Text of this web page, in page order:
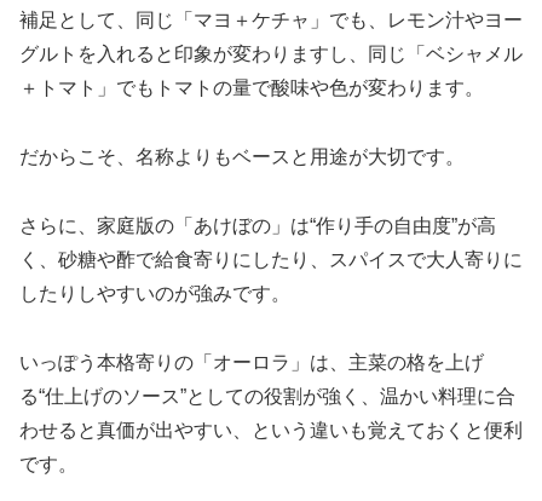
補足として、同じ「マヨ＋ケチャ」でも、レモン汁やヨー
グルトを入れると印象が変わりますし、同じ「ベシャメル
＋トマト」でもトマトの量で酸味や色が変わります。
だからこそ、名称よりもベースと用途が大切です。
さらに、家庭版の「あけぼの」は“作り手の自由度”が高
く、砂糖や酢で給食寄りにしたり、スパイスで大人寄りに
したりしやすいのが強みです。
いっぽう本格寄りの「オーロラ」は、主菜の格を上げ
る“仕上げのソース”としての役割が強く、温かい料理に合
わせると真価が出やすい、という違いも覚えておくと便利
です。